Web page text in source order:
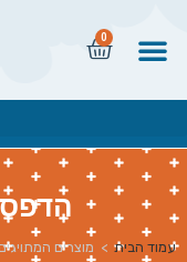
0
עמוד הבית > מוצרים